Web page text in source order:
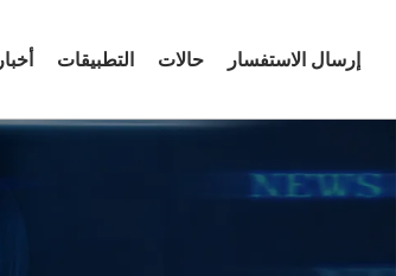
أخبار التطبيقات حالات إرسال الاستفسار